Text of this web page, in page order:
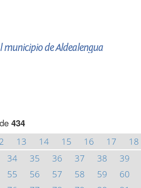
de Aldealengua
434
13 14 15 16 17 18
34 35 36 37 38 39
55 56 57 58 59 60